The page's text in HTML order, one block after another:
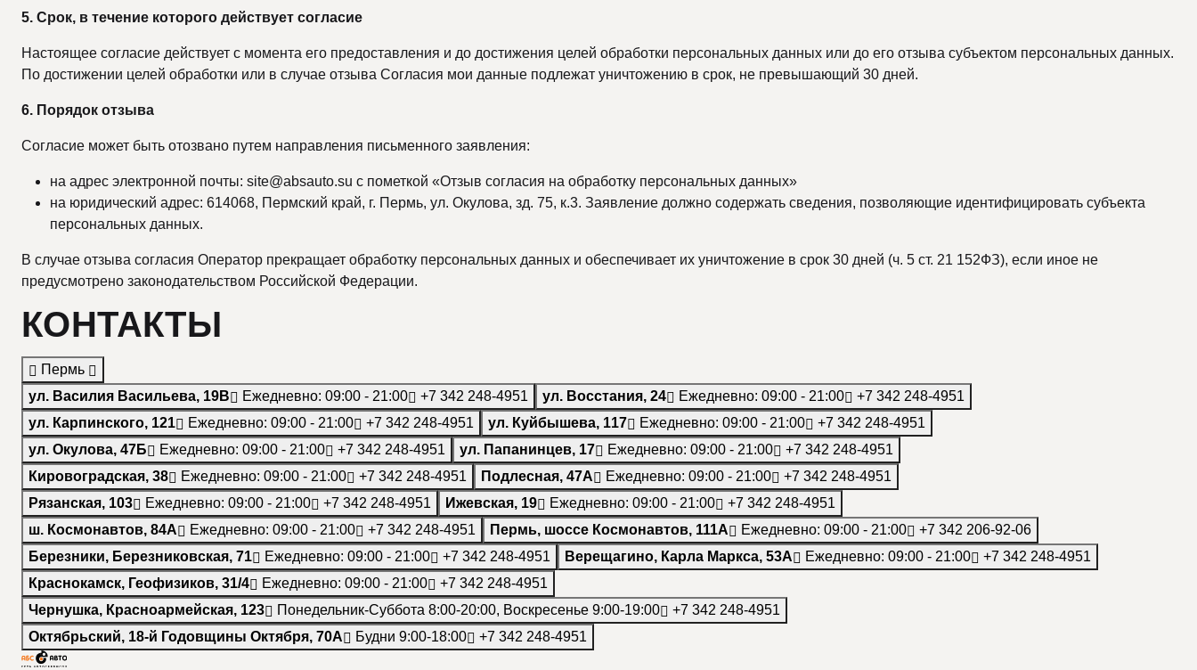
5. Срок, в течение которого действует согласие
Настоящее согласие действует с момента его предоставления и до достижения целей обработки персональных данных или до его отзыва субъектом персональных данных.
По достижении целей обработки или в случае отзыва Согласия мои данные подлежат уничтожению в срок, не превышающий 30 дней.
6. Порядок отзыва
Согласие может быть отозвано путем направления письменного заявления:
на адрес электронной почты: site@absauto.su с пометкой «Отзыв согласия на обработку персональных данных»
на юридический адрес: 614068, Пермский край, г. Пермь, ул. Окулова, зд. 75, к.3. Заявление должно содержать сведения, позволяющие идентифицировать субъекта
персональных данных.
В случае отзыва согласия Оператор прекращает обработку персональных данных и обеспечивает их уничтожение в срок 30 дней (ч. 5 ст. 21 152ФЗ), если иное не
предусмотрено законодательством Российской Федерации.
КОНТАКТЫ
Пермь
ул. Василия Васильева, 19В
Ежедневно: 09:00 - 21:00 +7 342 248-4951 ул. Восстания, 24 Ежедневно: 09:00 - 21:00
+7 342 248-4951
ул. Карпинского, 121
Ежедневно: 09:00 - 21:00 +7 342 248-4951 ул. Куйбышева, 117 Ежедневно: 09:00 - 21:00
+7 342 248-4951
ул. Окулова, 47Б
Ежедневно: 09:00 - 21:00 +7 342 248-4951 ул. Папанинцев, 17 Ежедневно: 09:00 - 21:00
+7 342 248-4951
Кировоградская, 38
Ежедневно: 09:00 - 21:00 +7 342 248-4951 Подлесная, 47А Ежедневно: 09:00 - 21:00
+7 342 248-4951
Рязанская, 103
Ежедневно: 09:00 - 21:00 +7 342 248-4951 Ижевская, 19 Ежедневно: 09:00 - 21:00
+7 342 248-4951
ш. Космонавтов, 84А
Ежедневно: 09:00 - 21:00 +7 342 248-4951 Пермь, шоссе Космонавтов, 111А Ежедневно: 09:00 - 21:00
+7 342 206-92-06
Березники, Березниковская, 71
Ежедневно: 09:00 - 21:00 +7 342 248-4951 Верещагино, Карла Маркса, 53А Ежедневно: 09:00 - 21:00
+7 342 248-4951
Краснокамск, Геофизиков, 31/4
Ежедневно: 09:00 - 21:00
+7 342 248-4951
Чернушка, Красноармейская, 123
Понедельник-Суббота 8:00-20:00, Воскресенье 9:00-19:00
+7 342 248-4951
Октябрьский, 18-й Годовщины Октября, 70А
Будни 9:00-18:00 +7 342 248-4951